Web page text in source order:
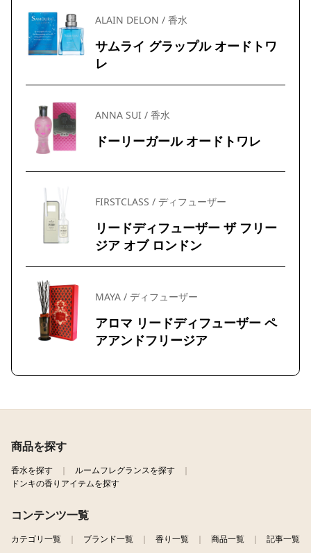
ALAIN DELON / 香水
サムライ グラップル オードトワ
レ
ANNA SUI / 香水
ドーリーガール オードトワレ
FIRSTCLASS / ディフューザー
リードディフューザー ザ フリー
ジア オブ ロンドン
MAYA / ディフューザー
アロマ リードディフューザー ペ
アアンドフリージア
商品を探す
香水を探す
ルームフレグランスを探す
ドンキの香りアイテムを探す
コンテンツ一覧
カテゴリ一覧 ブランド一覧 香り一覧 商品一覧 記事一覧